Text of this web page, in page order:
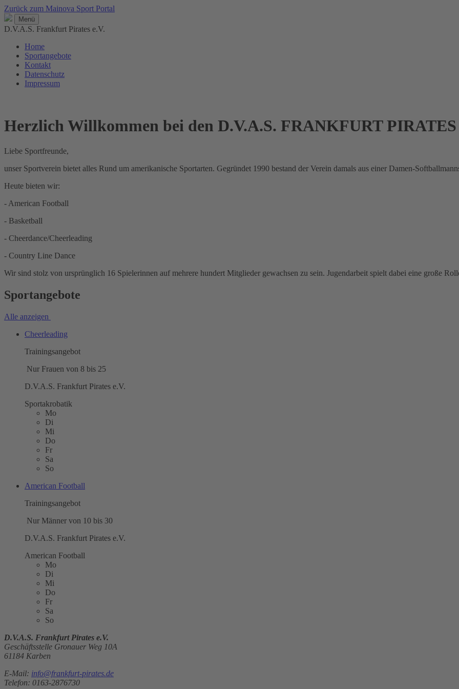
Zurück zum Mainova Sport Portal
Menü
D.V.A.S. Frankfurt Pirates e.V.
Home
Sportangebote
Kontakt
Datenschutz
Impressum
Herzlich Willkommen bei den D.V.A.S. FRANKFURT PIRATES
Liebe Sportfreunde,
unser Sportverein bietet alles Rund um amerikanische Sportarten. Gegründet 1990 bestand der Verein damals aus einer Damen-
Heute bieten wir:
- American Football
- Basketball
- Cheerdance/Cheerleading
- Country Line Dance
Wir sind stolz von ursprünglich 16 Spielerinnen auf mehrere hundert Mitglieder gewachsen zu sein. Jugendarbeit spielt dabei eine große
Sportangebote
Alle anzeigen
Cheerleading
Trainingsangebot
Nur Frauen von 8 bis 25
D.V.A.S. Frankfurt Pirates e.V.
Sportakrobatik
Mo
Di
Mi
Do
Fr
Sa
So
American Football
Trainingsangebot
Nur Männer von 10 bis 30
D.V.A.S. Frankfurt Pirates e.V.
American Football
Mo
Di
Mi
Do
Fr
Sa
So
D.V.A.S. Frankfurt Pirates e.V.
Geschäftsstelle Gronauer Weg 10A
61184 Karben
E-Mail: info@frankfurt-pirates.de
Telefon: 0163-2876730